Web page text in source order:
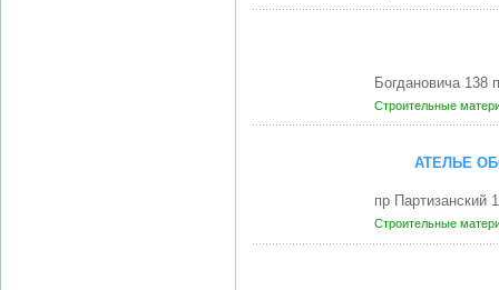
Богдановича
Строительные
АТЕЛЬЕ
пр
Строительные